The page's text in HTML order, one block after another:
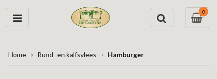
0
Home Rund- en kalfsvlees Hamburger